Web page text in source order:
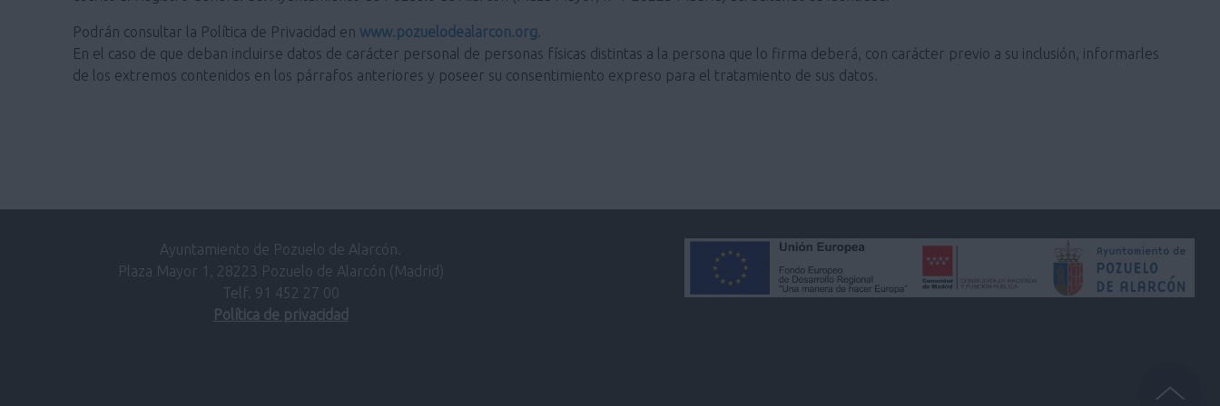
Podrán consultar la Política de Privacidad en www.pozuelodealarcon.org.
En el caso de que deban incluirse datos de carácter personal de personas físicas distintas a la persona que lo firma deberá, con carácter previo a su inclusión, informarles
de los extremos contenidos en los párrafos anteriores y poseer su consentimiento expreso para el tratamiento de sus datos.
Ayuntamiento de Pozuelo de Alarcón.
Plaza Mayor 1, 28223 Pozuelo de Alarcón (Madrid)
Telf. 91 452 27 00
Política de privacidad